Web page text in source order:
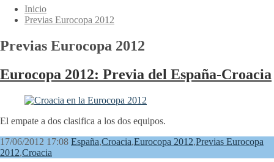
Inicio
Previas Eurocopa 2012
Previas Eurocopa 2012
Eurocopa 2012: Previa del España-Croacia
El empate a dos clasifica a los dos equipos.
17/06/2012 17:08 España,Croacia,Eurocopa 2012,Previas Eurocopa
2012,Croacia